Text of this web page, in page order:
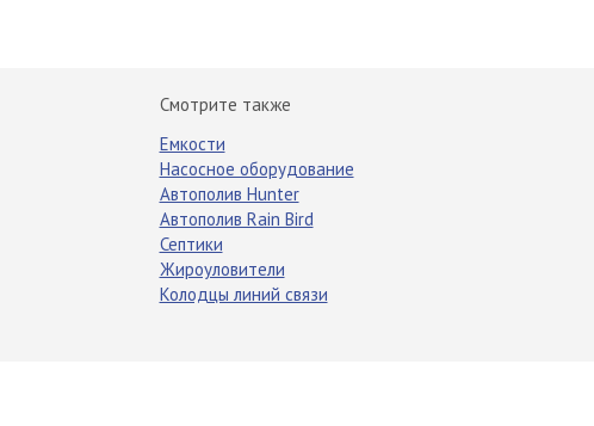
Смотрите также
Емкости
Насосное оборудование
Автополив Hunter
Автополив Rain Bird
Септики
Жироуловители
Колодцы линий связи